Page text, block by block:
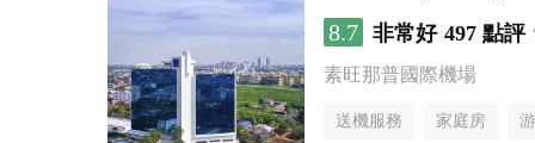
8.7 非常好 497 點評
素旺那普國際機場
送機服務 家庭房